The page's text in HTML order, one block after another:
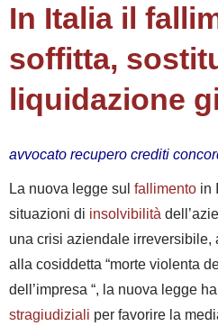
In Italia il
soffitta,
liquidazione
avvocato recupero crediti
La nuova legge sul fallimento in
situazioni di insolvibilità
una crisi aziendale irreversibile,
alla cosiddetta “morte violenta
dell’impresa “, la nuova legge
stragiudiziali per favorire la